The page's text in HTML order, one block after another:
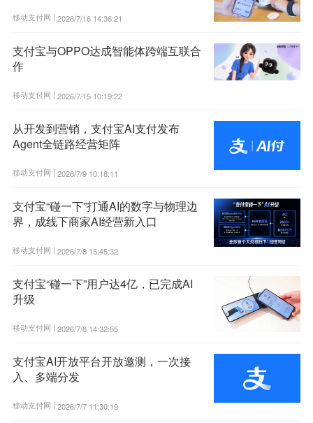
移动支付网 | 2026/7/16 14:36:21
支付宝与OPPO达成智能体跨端互联合
作
移动支付网 | 2026/7/15 10:19:22
从开发到营销，支付宝AI支付发布
Agent全链路经营矩阵
移动支付网 | 2026/7/9 10:18:11
支付宝“碰一下”打通AI的数字与物理边
界，成线下商家AI经营新入口
移动支付网 | 2026/7/8 15:45:32
支付宝“碰一下”用户达4亿，已完成AI
升级
移动支付网 | 2026/7/8 14:32:55
支付宝AI开放平台开放邀测，一次接
入、多端分发
移动支付网 | 2026/7/7 11:30:19